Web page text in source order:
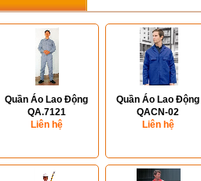
Quần Áo Lao Động
QA.7121
Liên hệ
Quần Áo Lao Động
QACN-02
Liên hệ